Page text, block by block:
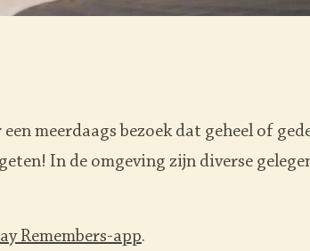
meerdaags bezoek dat geheel of
In de omgeving zijn diverse
Remembers-app.